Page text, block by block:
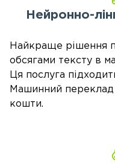
Нейронно-
Найкраще рішення
обсягами тексту в
Ця послуга
Машинний переклад
кошти.